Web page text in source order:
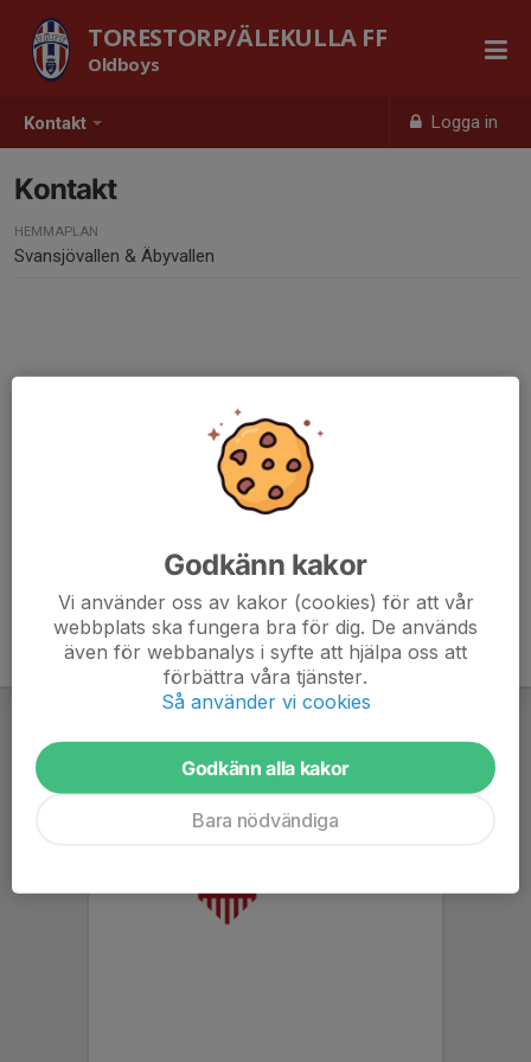
Kontakt Logga in
TORESTORP/ÄLEKULLA FF
Oldboys
Kontakt
HEMMAPLAN
Svansjövallen & Äbyvallen
Godkänn kakor
Vi använder oss av kakor (cookies) för att vår
webbplats ska fungera bra för dig. De används
även för webbanalys i syfte att hjälpa oss att
förbättra våra tjänster.
Så använder vi cookies
Godkänn alla kakor
Bara nödvändiga